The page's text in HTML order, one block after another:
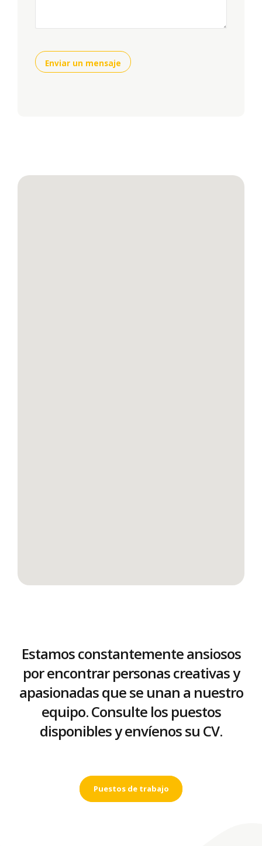
Estamos constantemente ansiosos
por encontrar personas creativas y
apasionadas que se unan a nuestro
equipo. Consulte los puestos
disponibles y envíenos su CV.
Puestos de trabajo